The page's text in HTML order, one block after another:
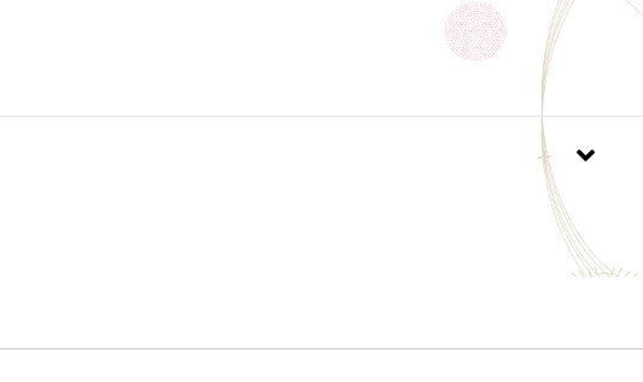
※新鮮な状態でお届けしたいので、ご注文いただいてから焙煎し
※開封後は賞味期限にかかわらずお早めにお召し上がりくださ
※お届けまでにお時間をいただく場合がございますので、ご了承